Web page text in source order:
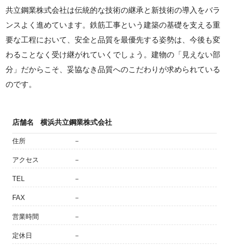
共立鋼業株式会社は伝統的な技術の継承と新技術の導入をバラ
ンスよく進めています。鉄筋工事という建築の基礎を支える重
要な工程において、安全と品質を最優先する姿勢は、今後も変
わることなく受け継がれていくでしょう。建物の「見えない部
分」だからこそ、妥協なき品質へのこだわりが求められている
のです。
店舗名 横浜共立鋼業株式会社
住所 －
アクセス －
TEL －
FAX －
営業時間 －
定休日 －